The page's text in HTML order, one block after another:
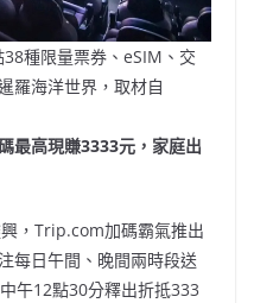
種限量票券、eSIM、交
羅海洋世界，取材自
最高現賺3333元，家庭出
，Trip.com加碼霸氣推出
每日午間、晚間兩時段送
午12點30分釋出折抵333